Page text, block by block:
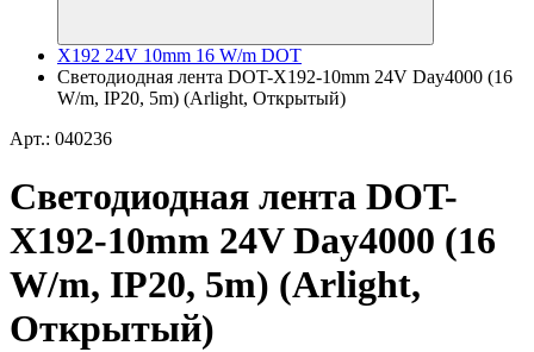
X192 24V 10mm 16 W/m DOT
Светодиодная лента DOT-X192-10mm 24V Day4000 (16
W/m, IP20, 5m) (Arlight, Открытый)
Арт.: 040236
Светодиодная лента DOT-
X192-10mm 24V Day4000 (16
W/m, IP20, 5m) (Arlight,
Открытый)